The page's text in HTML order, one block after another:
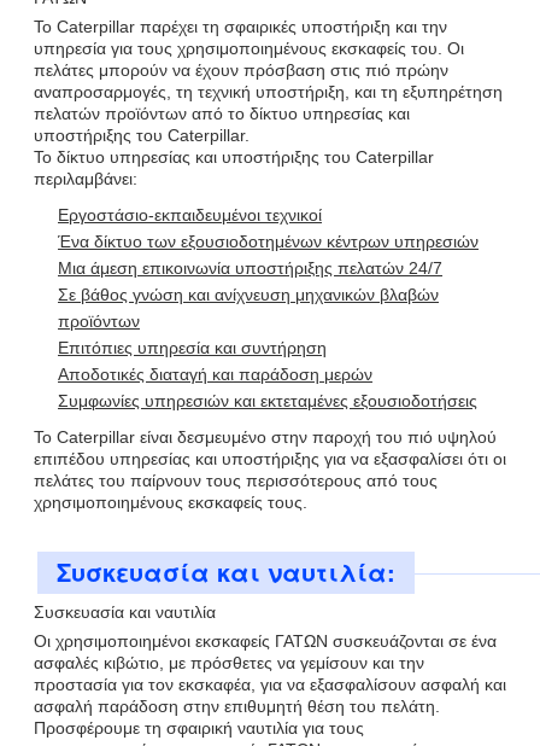
Το Caterpillar παρέχει τη σφαιρικές υποστήριξη και την
υπηρεσία για τους χρησιμοποιημένους εκσκαφείς του. Οι
πελάτες μπορούν να έχουν πρόσβαση στις πιό πρώην
αναπροσαρμογές, τη τεχνική υποστήριξη, και τη εξυπηρέτηση
πελατών προϊόντων από το δίκτυο υπηρεσίας και
υποστήριξης του Caterpillar.
Το δίκτυο υπηρεσίας και υποστήριξης του Caterpillar
περιλαμβάνει:
Εργοστάσιο-εκπαιδευμένοι τεχνικοί
Ένα δίκτυο των εξουσιοδοτημένων κέντρων υπηρεσιών
Μια άμεση επικοινωνία υποστήριξης πελατών 24/7
Σε βάθος γνώση και ανίχνευση μηχανικών βλαβών
προϊόντων
Επιτόπιες υπηρεσία και συντήρηση
Αποδοτικές διαταγή και παράδοση μερών
Συμφωνίες υπηρεσιών και εκτεταμένες εξουσιοδοτήσεις
Το Caterpillar είναι δεσμευμένο στην παροχή του πιό υψηλού
επιπέδου υπηρεσίας και υποστήριξης για να εξασφαλίσει ότι οι
πελάτες του παίρνουν τους περισσότερους από τους
χρησιμοποιημένους εκσκαφείς τους.
Συσκευασία και ναυτιλία:
Συσκευασία και ναυτιλία
Οι χρησιμοποιημένοι εκσκαφείς ΓΑΤΩΝ συσκευάζονται σε ένα
ασφαλές κιβώτιο, με πρόσθετες να γεμίσουν και την
προστασία για τον εκσκαφέα, για να εξασφαλίσουν ασφαλή και
ασφαλή παράδοση στην επιθυμητή θέση του πελάτη.
Προσφέρουμε τη σφαιρική ναυτιλία για τους